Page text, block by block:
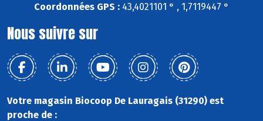
Coordonnées GPS : 43,4021101 ° , 1,7119447 °
Nous suivre sur
Votre magasin Biocoop De Lauragais (31290) est
proche de :